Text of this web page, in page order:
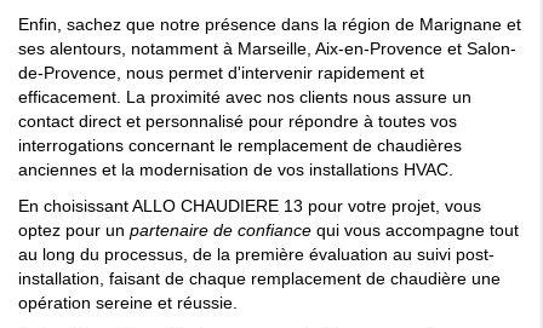
Enfin, sachez que notre présence dans la région de Marignane et
ses alentours, notamment à Marseille, Aix-en-Provence et Salon-
de-Provence, nous permet d'intervenir rapidement et
efficacement. La proximité avec nos clients nous assure un
contact direct et personnalisé pour répondre à toutes vos
interrogations concernant le remplacement de chaudières
anciennes et la modernisation de vos installations HVAC.
En choisissant ALLO CHAUDIERE 13 pour votre projet, vous
optez pour un partenaire de confiance qui vous accompagne tout
au long du processus, de la première évaluation au suivi post-
installation, faisant de chaque remplacement de chaudière une
opération sereine et réussie.